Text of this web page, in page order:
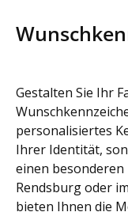
Gestalten Sie Ihr
personalisiertes
Ihrer Identität,
einen besonderen
Rendsburg oder
bieten Ihnen die